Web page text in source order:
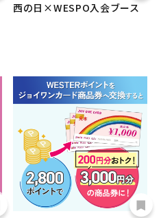
西の日×WESPO入会ブース